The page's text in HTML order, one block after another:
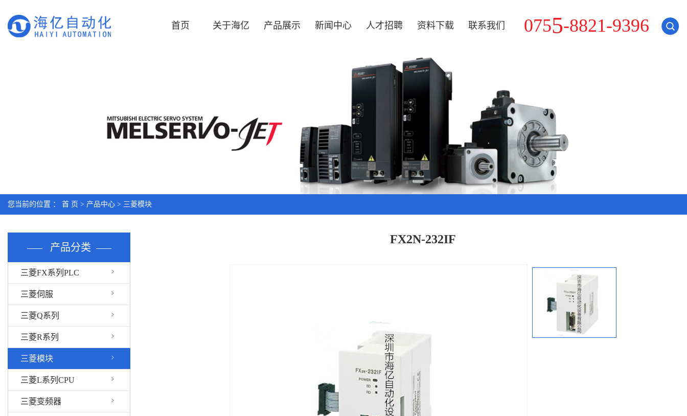
0755-8821-9396
首页 关于海亿 产品展示 新闻中心 人才招聘 资料下载 联系我们
您当前的位置 ： 首 页 > 产品中心 > 三菱模块
产品分类
三菱FX系列PLC
三菱伺服
三菱Q系列
三菱R系列
三菱模块
三菱L系列CPU
三菱变频器
FX2N-232IF